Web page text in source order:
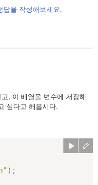
답을 작성해보세요.
, 이 배열을 변수에 저장해
싶다고 해봅시다.
) ;